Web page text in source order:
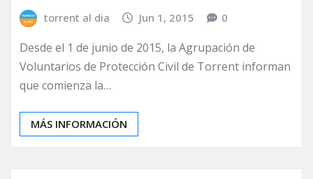
torrent al dia Jun 1, 2015 0
Desde el 1 de junio de 2015, la Agrupación de
Voluntarios de Protección Civil de Torrent informan
que comienza la…
MÁS INFORMACIÓN